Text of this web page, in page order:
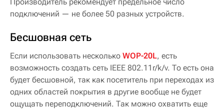
подключений — не более 50 разных устройств.
Бесшовная сеть
Если использовать несколько WOP-20L, есть
возможность создать сеть IEEE 802.11r/k/v. То есть она
будет бесшовной, так как посетитель при переходах из
одних областей покрытия в другие вообще не будет
ощущать переподключений. Так можно охватить еще